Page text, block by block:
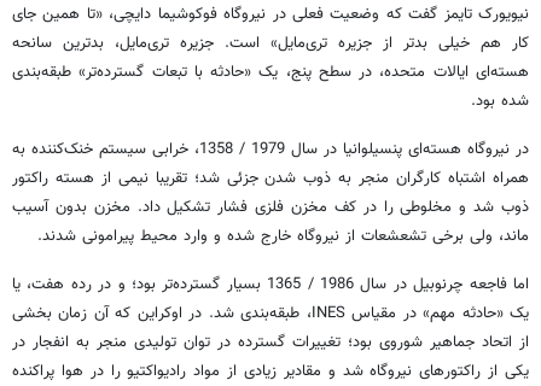
نیویورک تایمز گفت که وضعیت فعلی در نیروگاه فوکوشیما دایچی، «تا همین جای
کار هم خیلی بدتر از جزیره تری‌مایل» است. جزیره تری‌مایل، بدترین سانحه
هسته‌ای ایالات متحده، در سطح پنج، یک «حادثه با تبعات گسترده‌تر» طبقه‌بندی
شده بود.
در نیروگاه هسته‌ای پنسیلوانیا در سال 1979 / 1358، خرابی سیستم خنک‌کننده به
همراه اشتباه کارگران منجر به ذوب شدن جزئی شد؛ تقریبا نیمی از هسته راکتور
ذوب شد و مخلوطی را در کف مخزن فلزی فشار تشکیل داد. مخزن بدون آسیب
ماند، ولی برخی تشعشعات از نیروگاه خارج شده و وارد محیط پیرامونی شدند.
اما فاجعه چرنوبیل در سال 1986 / 1365 بسیار گسترده‌تر بود؛ و در رده هفت، یا
یک «حادثه مهم» در مقیاس INES، طبقه‌بندی شد. در اوکراین که آن زمان بخشی
از اتحاد جماهیر شوروی بود؛ تغییرات گسترده در توان تولیدی منجر به انفجار در
یکی از راکتورهای نیروگاه شد و مقادیر زیادی از مواد رادیواکتیو را در هوا پراکنده